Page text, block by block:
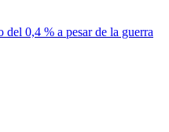
0,4 % a pesar de la guerra